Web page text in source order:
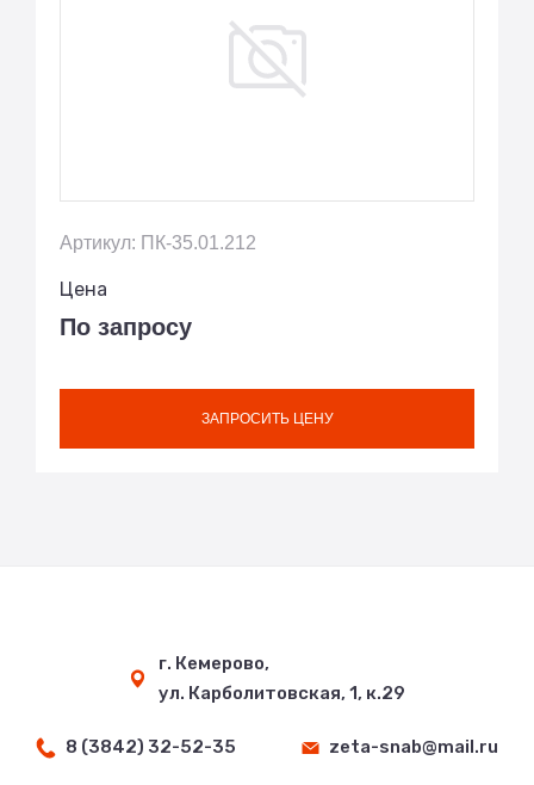
Артикул: ПК-35.01.212
Цена
По запросу
ЗАПРОСИТЬ ЦЕНУ
г. Кемерово,
ул. Карболитовская, 1, к.29
8 (3842) 32-52-35 zeta-snab@mail.ru